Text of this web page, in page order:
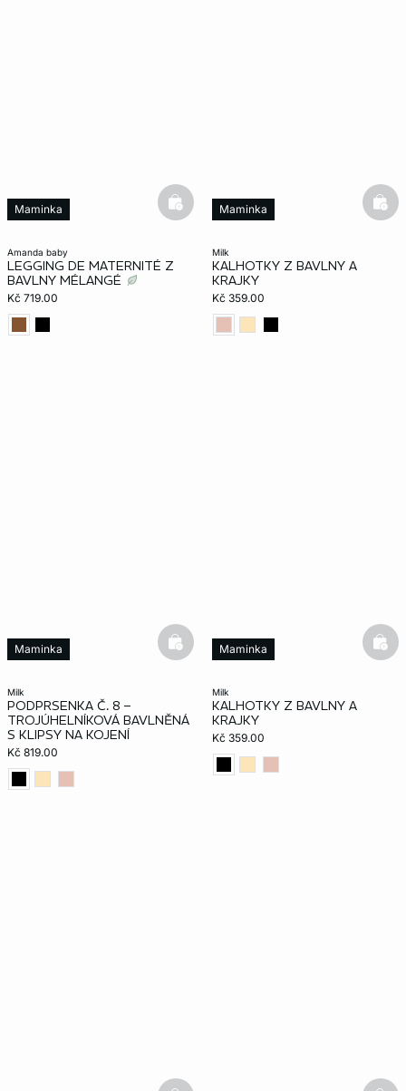
amanda baby
LEGGING DE MATERNITÉ Z
BAVLNY MÉLANGÉ
Kč 719.00
Maminka basketfull
milk
KALHOTKY Z BAVLNY A
KRAJKY
Kč 359.00
Maminka
milk
PODPRSENKA Č. 8 –
TROJÚHELNÍKOVÁ BAVLNĚNÁ
S KLIPSY NA KOJENÍ
Kč 819.00
Maminka basketfull
milk
KALHOTKY Z BAVLNY A
KRAJKY
Kč 359.00
Maminka